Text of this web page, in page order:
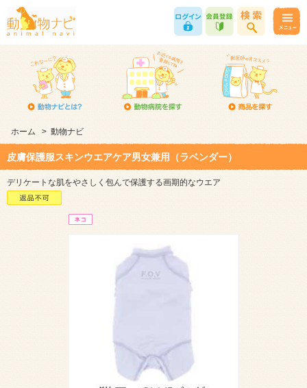
ホーム > 動物ナビ
皮膚保護服スキンウエアケア男女兼用（ラベンダー）
デリケートな肌をやさしく包んで保護する画期的なウエア